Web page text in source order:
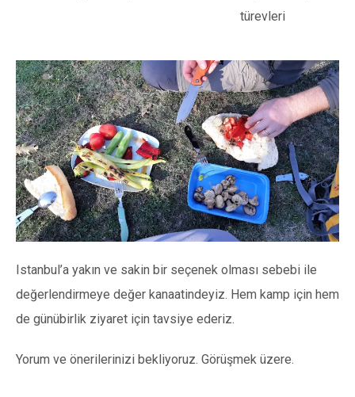
türevleri
Istanbul’a yakın ve sakin bir seçenek olması sebebi ile
değerlendirmeye değer kanaatindeyiz. Hem kamp için hem
de günübirlik ziyaret için tavsiye ederiz.
Yorum ve önerilerinizi bekliyoruz. Görüşmek üzere.